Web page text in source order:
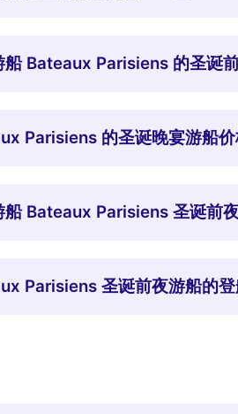
船 Bateaux Parisiens 的圣诞
Parisiens 的圣诞晚宴游船价
船 Bateaux Parisiens 圣诞前
Parisiens 圣诞前夜游船的登